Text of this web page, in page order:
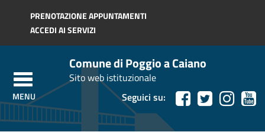
Regione Toscana
PRENOTAZIONE APPUNTAMENTI
ACCEDI AI SERVIZI
Comune di Poggio a Caiano
Sito web istituzionale
Seguici su: